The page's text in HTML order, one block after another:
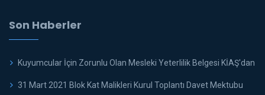
Son Haberler
Kuyumcular İçin Zorunlu Olan Mesleki Yeterlilik Belgesi KİAŞ'dan
31 Mart 2021 Blok Kat Malikleri Kurul Toplantı Davet Mektubu